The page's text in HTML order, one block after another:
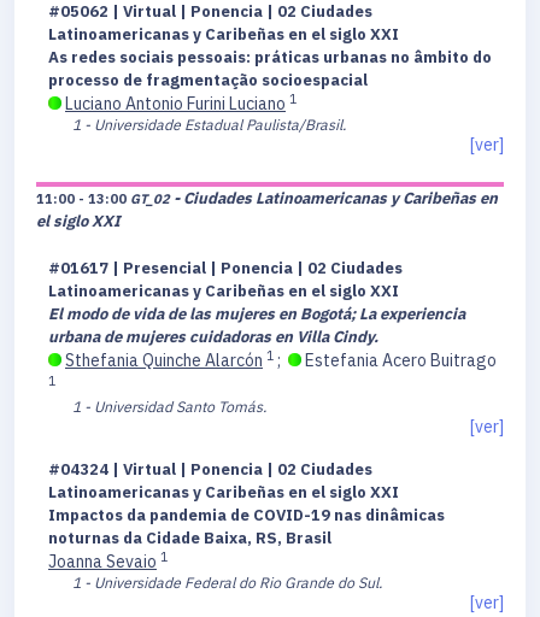
#05062 | Virtual | Ponencia | 02 Ciudades
Latinoamericanas y Caribeñas en el siglo XXI
As redes sociais pessoais: práticas urbanas no âmbito do
processo de fragmentação socioespacial
Luciano Antonio Furini Luciano 1
1 - Universidade Estadual Paulista/Brasil.
[ver]
11:00 - 13:00 GT_02 - Ciudades Latinoamericanas y Caribeñas en
el siglo XXI
#01617 | Presencial | Ponencia | 02 Ciudades
Latinoamericanas y Caribeñas en el siglo XXI
El modo de vida de las mujeres en Bogotá; La experiencia
urbana de mujeres cuidadoras en Villa Cindy.
Sthefania Quinche Alarcón 1 ; Estefania Acero Buitrago
1
1 - Universidad Santo Tomás.
[ver]
#04324 | Virtual | Ponencia | 02 Ciudades
Latinoamericanas y Caribeñas en el siglo XXI
Impactos da pandemia de COVID-19 nas dinâmicas
noturnas da Cidade Baixa, RS, Brasil
Joanna Sevaio 1
1 - Universidade Federal do Rio Grande do Sul.
[ver]